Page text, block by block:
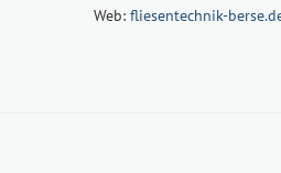
Web: fliesentechnik-